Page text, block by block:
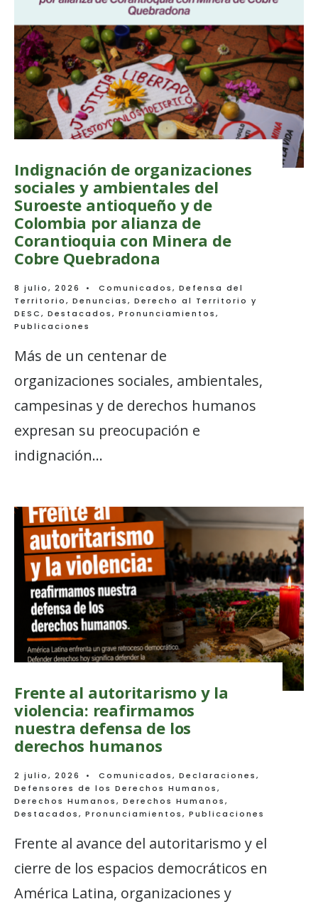
Indignación de organizaciones
sociales y ambientales del
Suroeste antioqueño y de
Colombia por alianza de
Corantioquia con Minera de
Cobre Quebradona
8 julio, 2026 • Comunicados, Defensa del
Territorio, Denuncias, Derecho al Territorio y
DESC, Destacados, Pronunciamientos,
Publicaciones
Más de un centenar de
organizaciones sociales, ambientales,
campesinas y de derechos humanos
expresan su preocupación e
indignación...
Frente al autoritarismo y la
violencia: reafirmamos
nuestra defensa de los
derechos humanos
2 julio, 2026 • Comunicados, Declaraciones,
Defensores de los Derechos Humanos,
Derechos Humanos, Derechos Humanos,
Destacados, Pronunciamientos, Publicaciones
Frente al avance del autoritarismo y el
cierre de los espacios democráticos en
América Latina, organizaciones y